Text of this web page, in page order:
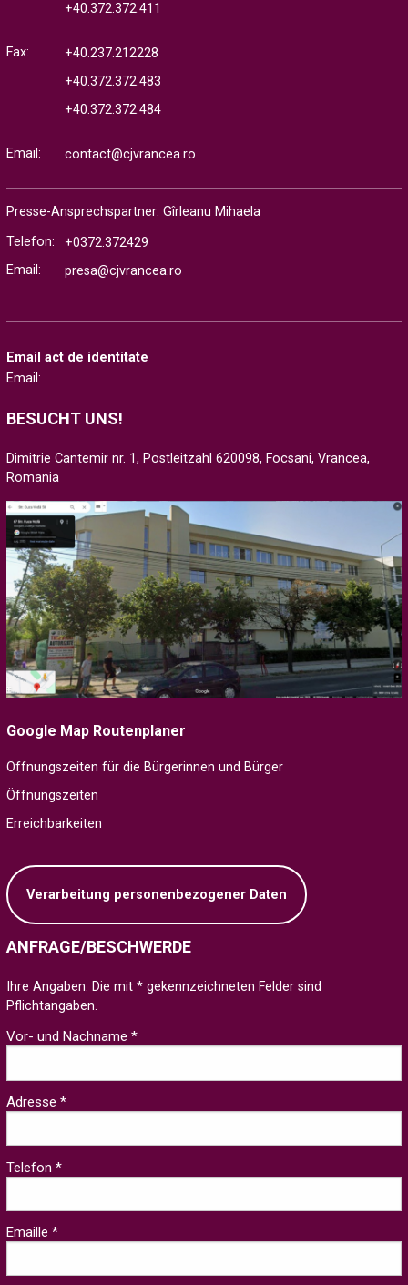
+40.372.372.411
Fax:
+40.237.212228
+40.372.372.483
+40.372.372.484
Email: contact@cjvrancea.ro
Presse-Ansprechspartner: Gîrleanu Mihaela
Telefon:
+0372.372429
Email:
presa@cjvrancea.ro
Email act de identitate
Email:
BESUCHT UNS!
Dimitrie Cantemir nr. 1, Postleitzahl 620098, Focsani, Vrancea,
Romania
Google Map Routenplaner
Öffnungszeiten für die Bürgerinnen und Bürger
Öffnungszeiten
Erreichbarkeiten
Verarbeitung personenbezogener Daten
ANFRAGE/BESCHWERDE
Ihre Angaben. Die mit * gekennzeichneten Felder sind
Pflichtangaben.
Vor- und Nachname *
Adresse *
Telefon *
Emaille *